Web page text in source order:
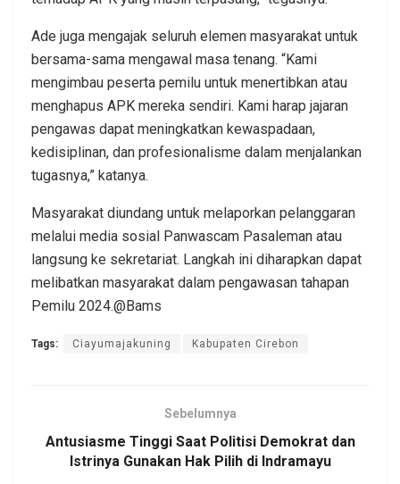
Ade juga mengajak seluruh elemen masyarakat untuk
bersama-sama mengawal masa tenang. “Kami
mengimbau peserta pemilu untuk menertibkan atau
menghapus APK mereka sendiri. Kami harap jajaran
pengawas dapat meningkatkan kewaspadaan,
kedisiplinan, dan profesionalisme dalam menjalankan
tugasnya,” katanya.
Masyarakat diundang untuk melaporkan pelanggaran
melalui media sosial Panwascam Pasaleman atau
langsung ke sekretariat. Langkah ini diharapkan dapat
melibatkan masyarakat dalam pengawasan tahapan
Pemilu 2024.@Bams
Tags: Ciayumajakuning Kabupaten Cirebon
Sebelumnya
Antusiasme Tinggi Saat Politisi Demokrat dan
Istrinya Gunakan Hak Pilih di Indramayu